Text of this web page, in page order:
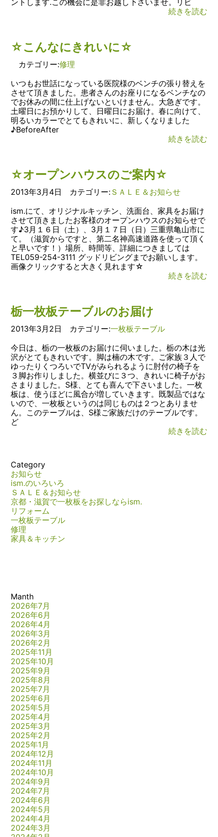
続きを読む
☆こんなにきれいに☆
カテゴリー:修理
いつもお世話になっている医院様のベンチの張り替えを
させて頂きました。患者さんのお座りになるベンチなの
でお休みの間に仕上げないといけません。大急ぎです。
土曜日にお預かりして、日曜日にお届け。春に向けて、
明るいカラーでとてもきれいに、新しくなりました
♪BeforeAfter
続きを読む
☆オープンハウスのご案内☆
2013年3月4日 カテゴリー: ＳＡＬＥ＆お知らせ
ism.にて、オリジナルキッチン、洗面台、家具をお届け
させて頂きましたお客様のオープンハウスのお知らせで
す♪3月１６日（土）、3月１７日（日）三重県亀山市に
て。（滋賀からですと、第二名神高速道路を使って頂く
と早いです！）場所、時間等、詳細につきましては
TEL059-254-3111 グッドリビングまでお願いします。
画像クリックすると大きく見れます☆
続きを読む
栃一枚板テーブルのお届け
2013年3月2日 カテゴリー:一枚板テーブル
今日は、栃の一枚板のお届けに伺いました。栃の木は光
沢がとてもきれいです。脚は楠の木です。ご家族３人で
ゆったりくつろいでTVがみられるように肘付の椅子を
３脚お作りしました。横並びに３つ、きれいに椅子がお
さまりました。S様、とても喜んで下さいました。一枚
板は、使うほどに風合が増していきます。既製品ではな
いので、一枚板というのは同じものは２つとありませ
ん。このテーブルは、S様ご家族だけのテーブルです。
ど
続きを読む
Category
お知らせ
ism.のいろいろ
ＳＡＬＥ＆お知らせ
京都・滋賀で一枚板をお探しならism.
リフォーム
一枚板テーブル
修理
家具＆キッチン
Manth
2026年7月
2026年6月
2026年4月
2026年3月
2026年2月
2025年11月
2025年10月
2025年9月
2025年8月
2025年7月
2025年6月
2025年5月
2025年4月
2025年3月
2025年2月
2025年1月
2024年12月
2024年11月
2024年10月
2024年9月
2024年7月
2024年6月
2024年5月
2024年4月
2024年3月